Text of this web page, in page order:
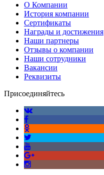
О Компании
История компании
Сертификаты
Награды и достижения
Наши партнеры
Отзывы о компании
Наши сотрудники
Вакансии
Реквизиты
Присоединяйтесь